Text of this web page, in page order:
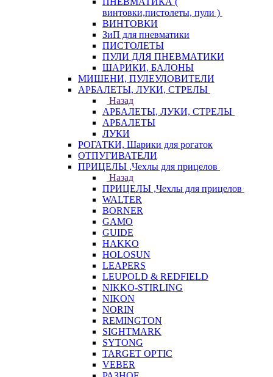
винтовки,пистолеты, пули )
ВИНТОВКИ
ЗиП для пневматики
ПИСТОЛЕТЫ
ПУЛИ ДЛЯ ПНЕВМАТИКИ
ШАРИКИ, БАЛОНЫ
МИШЕНИ, ПУЛЕУЛОВИТЕЛИ
АРБАЛЕТЫ, ЛУКИ, СТРЕЛЫ
Назад
АРБАЛЕТЫ, ЛУКИ, СТРЕЛЫ
АРБАЛЕТЫ
ЛУКИ
РОГАТКИ, Шарики для рогаток
ОТПУГИВАТЕЛИ
ПРИЦЕЛЫ ,Чехлы для прицелов
Назад
ПРИЦЕЛЫ ,Чехлы для прицелов
WALTER
BORNER
GAMO
GUIDE
HAKKO
HOLOSUN
LEAPERS
LEUPOLD & REDFIELD
NIKKO-STIRLING
NIKON
NORIN
REMINGTON
SIGHTMARK
SYTONG
TARGET OPTIC
VEBER